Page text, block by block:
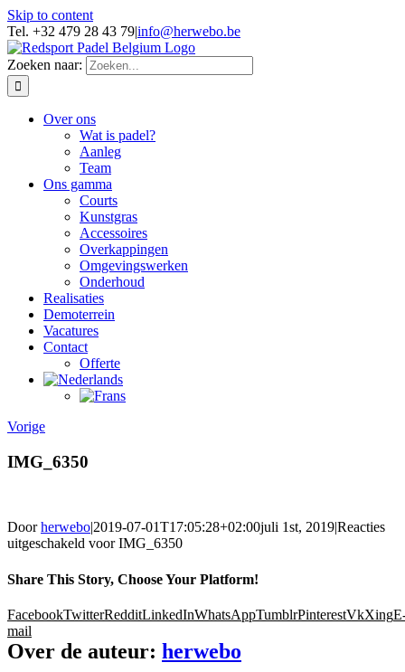
Skip to content
Tel. +32 479 28 43 79|info@herwebo.be
Zoeken naar:
Over ons
Wat is padel?
Aanleg
Team
Ons gamma
Courts
Kunstgras
Accessoires
Overkappingen
Omgevingswerken
Onderhoud
Realisaties
Demoterrein
Vacatures
Contact
Offerte
Vorige
IMG_6350
Doorherwebo|2019-07-01T17:05:28+02:00juli 1st, 2019|Reacties
uitgeschakeld voor IMG_6350
Share This Story, Choose Your Platform!
FacebookTwitterRedditLinkedInWhatsAppTumblrPinterestVkXing
mail
Over de auteur: herwebo